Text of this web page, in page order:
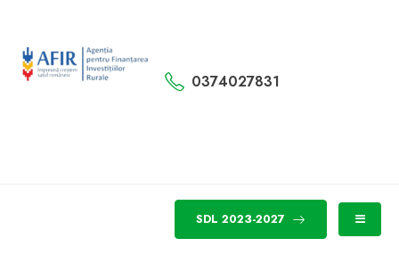
0374027831
SDL 2023-2027